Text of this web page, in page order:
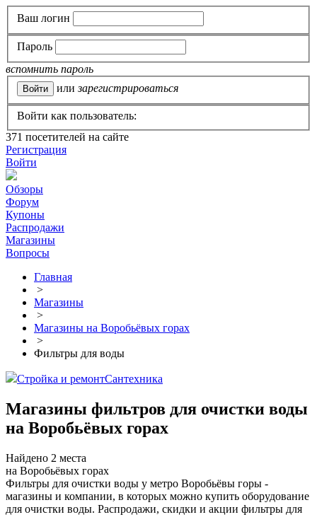
Ваш логин
Пароль
вспомнить пароль
или зарегистрироваться
Войти как пользователь:
371 посетителей на сайте
Регистрация
Войти
Обзоры
Форум
Купоны
Распродажи
Магазины
Вопросы
Главная
>
Магазины
>
Магазины на Воробьёвых горах
>
Фильтры для воды
Стройка и ремонтСантехника
Магазины фильтров для очистки воды
на Воробьёвых горах
Найдено 2 места
на Воробьёвых горах
Фильтры для очистки воды у метро Воробьёвы горы -
магазины и компании, в которых можно купить оборудование
для очистки воды. Распродажи, скидки и акции фильтры для